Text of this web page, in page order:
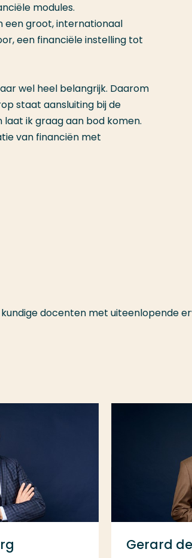
modules.
een groot, internationaal
een financiële instelling tot
wel heel belangrijk. Daarom
staat aansluiting bij de
ik graag aan bod komen.
van financiën met
docenten met uiteenlopende
Gerard